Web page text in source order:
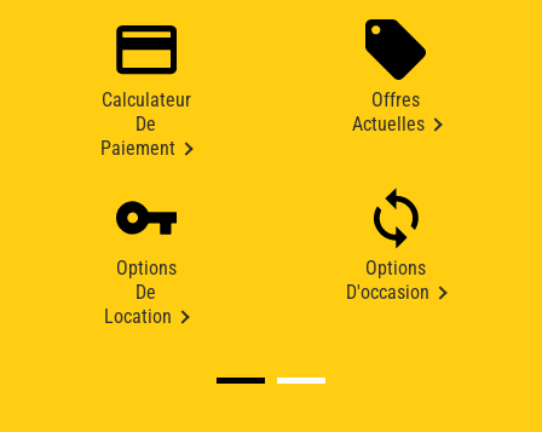
Calculateur
De
Paiement
Offres
Actuelles
Options
De
Location
Options
D'occasion